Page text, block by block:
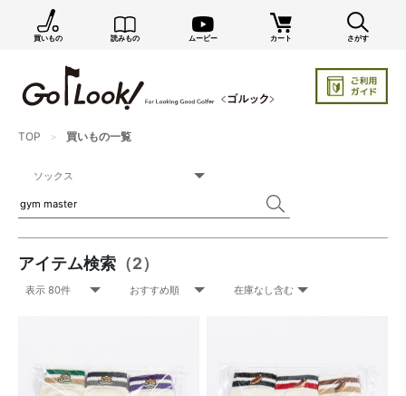
買いもの 読みもの ムービー カート さがす
TOP 買いもの一覧
アイテム検索 （2）